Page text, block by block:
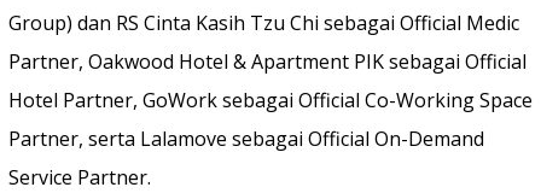
Group) dan RS Cinta Kasih Tzu Chi sebagai Official Medic
Partner, Oakwood Hotel & Apartment PIK sebagai Official
Hotel Partner, GoWork sebagai Official Co-Working Space
Partner, serta Lalamove sebagai Official On-Demand
Service Partner.